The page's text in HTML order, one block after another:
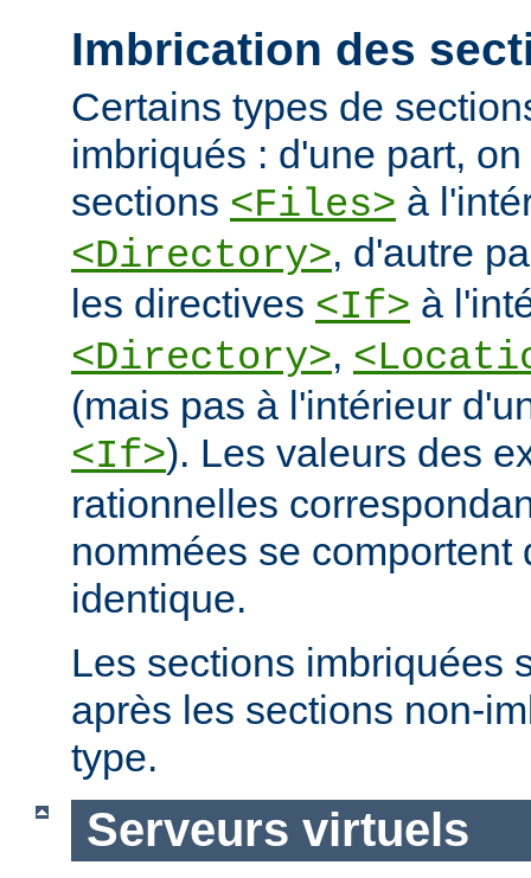
Imbrication des
Certains types de
imbriqués : d'une part,
sections <Files> à
<Directory>, d'autre
les directives <If> à
<Directory>,
(mais pas à l'intérieur
<If>). Les valeurs des
rationnelles
nommées se comportent
identique.
Les sections imbriquées
après les sections non-
type.
Serveurs virtuels